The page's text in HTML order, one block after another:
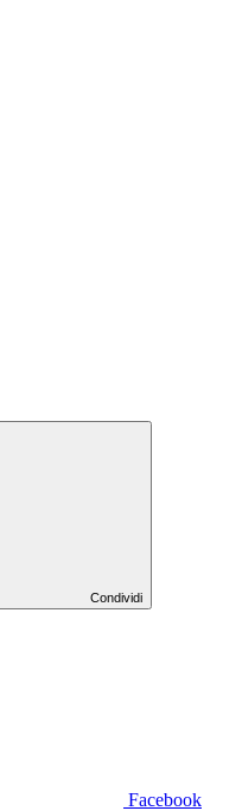
Condividi
Facebook